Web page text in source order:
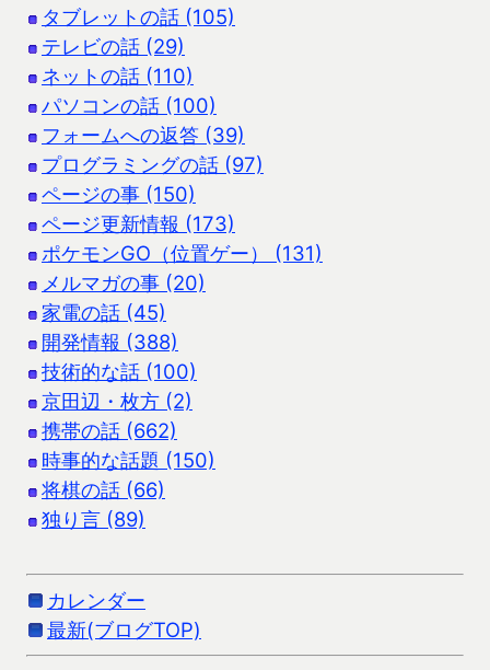
タブレットの話 (105)
テレビの話 (29)
ネットの話 (110)
パソコンの話 (100)
フォームへの返答 (39)
プログラミングの話 (97)
ページの事 (150)
ページ更新情報 (173)
ポケモンGO（位置ゲー） (131)
メルマガの事 (20)
家電の話 (45)
開発情報 (388)
技術的な話 (100)
京田辺・枚方 (2)
携帯の話 (662)
時事的な話題 (150)
将棋の話 (66)
独り言 (89)
カレンダー
最新(ブログTOP)